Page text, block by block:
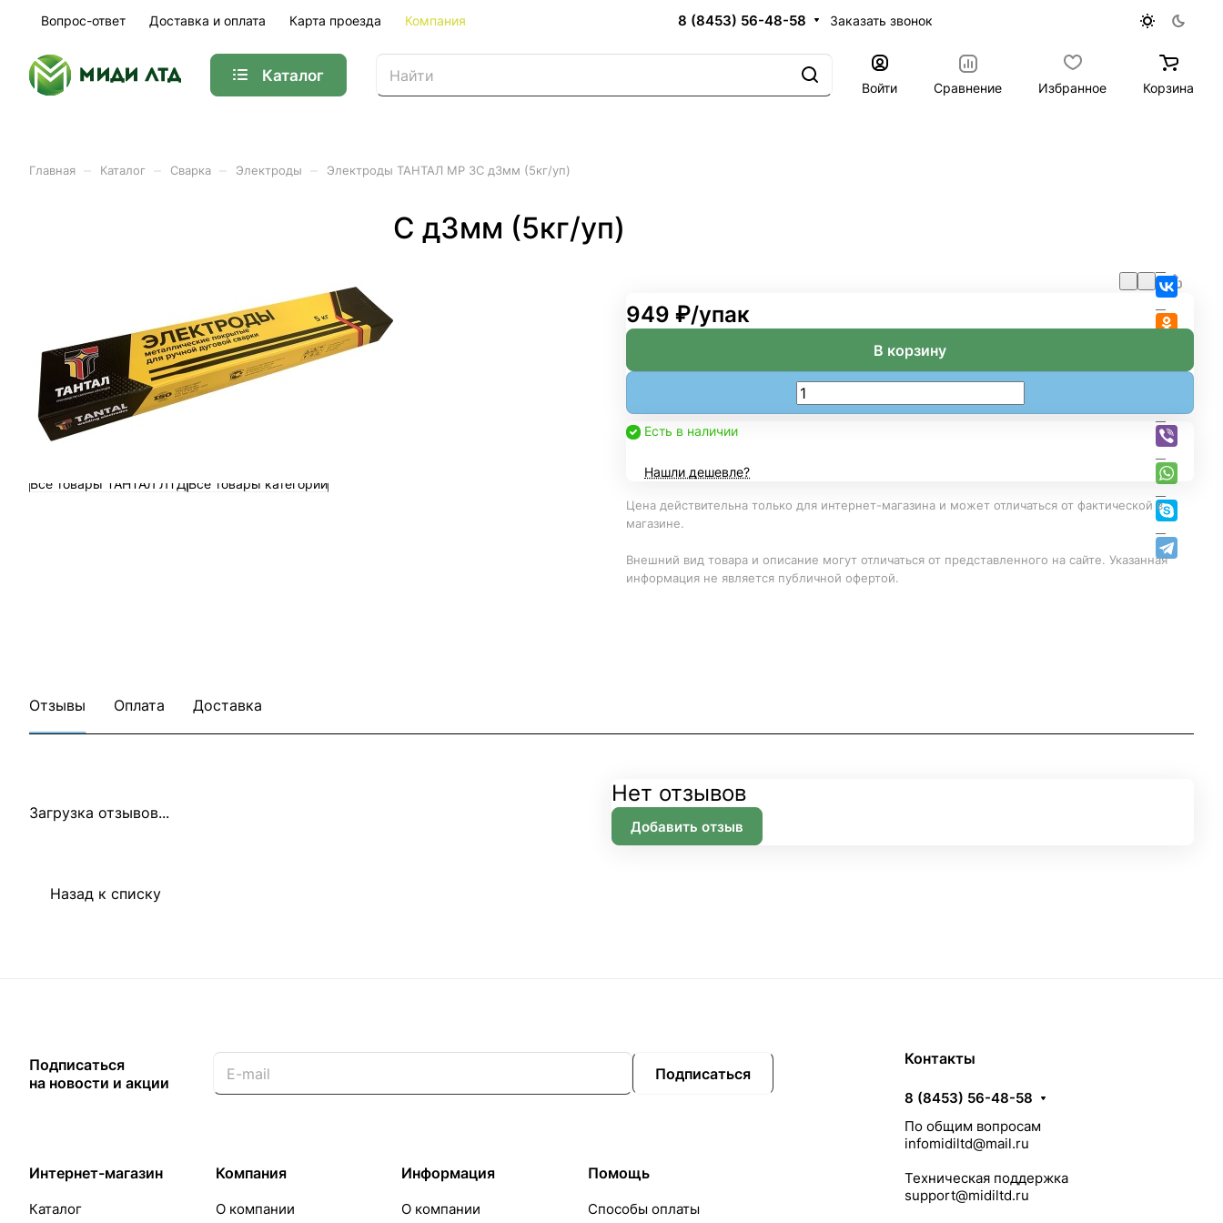
Вопрос-ответ Доставка и оплата Карта проезда Компания 8 (8453) 56-48-58 Заказать звонок
Каталог
Войти Сравнение Избранное Корзина
Главная Каталог Сварка Электроды Электроды ТАНТАЛ МР ЗС д3мм (5кг/уп)
Электроды ТАНТАЛ МР ЗС д3мм (5кг/уп)
Все товары ТАНТАЛ ЛТД Все товары категории
949 ₽/упак
В корзину
Есть в наличии
Нашли дешевле?
Цена действительна только для интернет-магазина и может отличаться от фактической в
магазине.
Внешний вид товара и описание могут отличаться от представленного на сайте. Указанная
информация не является публичной офертой.
Отзывы Оплата Доставка
Загрузка отзывов...
Нет отзывов
Добавить отзыв
Назад к списку
Подписаться
на новости и акции
Подписаться
Интернет-магазин
Каталог
Компания
О компании
Информация
О компании
Помощь
Способы оплаты
Контакты
8 (8453) 56-48-58
По общим вопросам
infomidiltd@mail.ru
Техническая поддержка
support@midiltd.ru